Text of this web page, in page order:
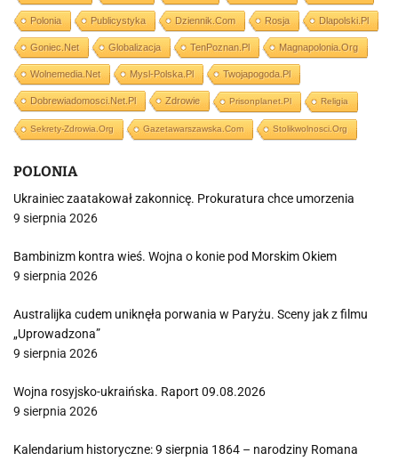
Polonia Publicystyka Dziennik.com Rosja Dlapolski.pl
Goniec.net Globalizacja TenPoznan.pl Magnapolonia.org
Wolnemedia.net Mysl-Polska.pl Twojapogoda.pl
Dobrewiadomosci.net.pl Zdrowie Prisonplanet.pl Religia
Sekrety-Zdrowia.org Gazetawarszawska.com Stolikwolnosci.org
POLONIA
Ukrainiec zaatakował zakonnicę. Prokuratura chce umorzenia
9 sierpnia 2026
Bambinizm kontra wieś. Wojna o konie pod Morskim Okiem
9 sierpnia 2026
Australijka cudem uniknęła porwania w Paryżu. Sceny jak z filmu
„Uprowadzona”
9 sierpnia 2026
Wojna rosyjsko-ukraińska. Raport 09.08.2026
9 sierpnia 2026
Kalendarium historyczne: 9 sierpnia 1864 – narodziny Romana